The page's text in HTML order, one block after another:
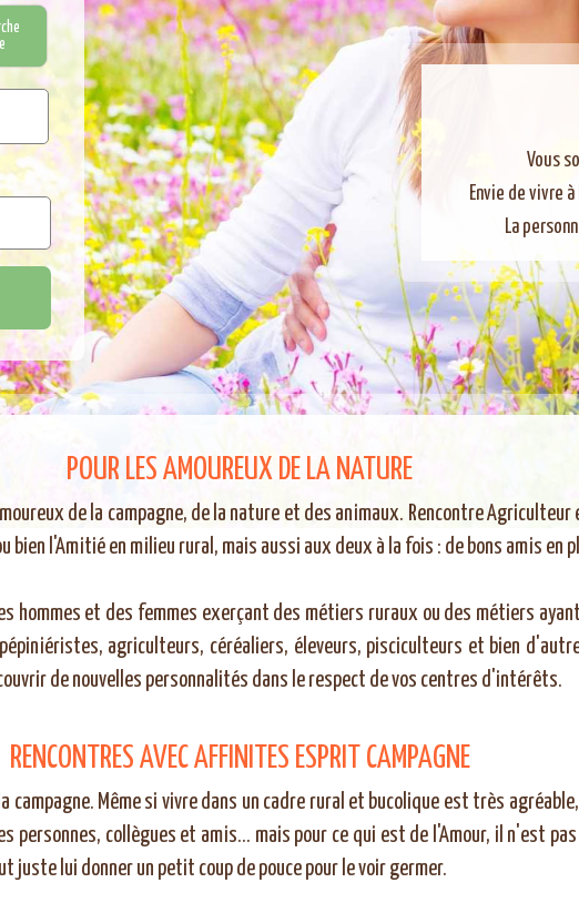
Vous
Envie de vivre
La
POUR LES AMOUREUX DE LA NATURE
de la campagne, de la nature et des animaux. Rencontre
l'Amitié en milieu rural, mais aussi aux deux à la fois : de bons amis en
hommes et des femmes exerçant des métiers ruraux ou des métiers
agriculteurs, céréaliers, éleveurs, pisciculteurs et bien
de nouvelles personnalités dans le respect de vos centres d'intérêts.
RENCONTRES AVEC AFFINITES ESPRIT CAMPAGNE
campagne. Même si vivre dans un cadre rural et bucolique est très
personnes, collègues et amis... mais pour ce qui est de l'Amour, il n'est
juste lui donner un petit coup de pouce pour le voir germer.